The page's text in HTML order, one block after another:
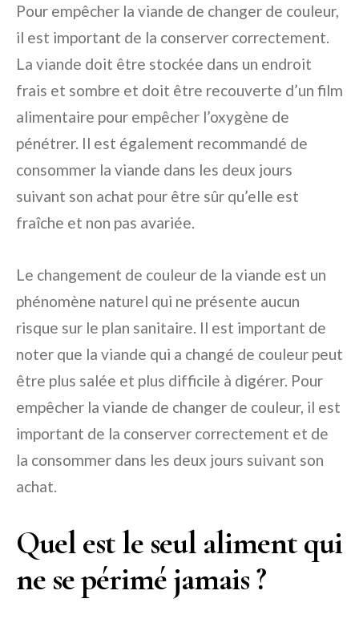
Pour empêcher la viande de changer de couleur,
il est important de la conserver correctement.
La viande doit être stockée dans un endroit
frais et sombre et doit être recouverte d’un film
alimentaire pour empêcher l’oxygène de
pénétrer. Il est également recommandé de
consommer la viande dans les deux jours
suivant son achat pour être sûr qu’elle est
fraîche et non pas avariée.
Le changement de couleur de la viande est un
phénomène naturel qui ne présente aucun
risque sur le plan sanitaire. Il est important de
noter que la viande qui a changé de couleur peut
être plus salée et plus difficile à digérer. Pour
empêcher la viande de changer de couleur, il est
important de la conserver correctement et de
la consommer dans les deux jours suivant son
achat.
Quel est le seul aliment qui
ne se périmé jamais ?